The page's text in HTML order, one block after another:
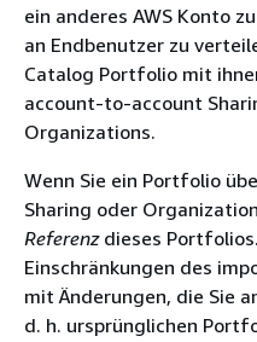
ein anderes AWS Konto
an Endbenutzer zu
Catalog Portfolio mit
account-to-account
Organizations.
Wenn Sie ein Portfolio
Sharing oder
Referenzdieses
Einschränkungen des
mit Änderungen, die Sie
d. h. ursprünglichen